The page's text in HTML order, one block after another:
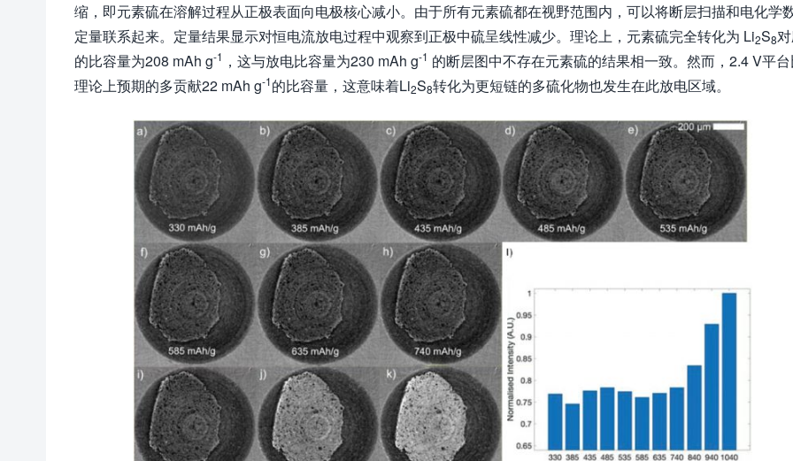
缩，即元素硫在溶解过程从正极表面向电极核心减小。由于所有元素硫都在视野范围内，可以将断层扫描和电化学
定量联系起来。定量结果显示对恒电流放电过程中观察到正极中硫呈线性减少。理论上，元素硫完全转化为 Li2S8
的比容量为208 mAh g-1 ，这与放电比容量为230 mAh g-1 的断层图中不存在元素硫的结果相一致。然而，2.4 V平
理论上预期的多贡献22 mAh g-1的比容量，这意味着Li2S8转化为更短链的多硫化物也发生在此放电区域。